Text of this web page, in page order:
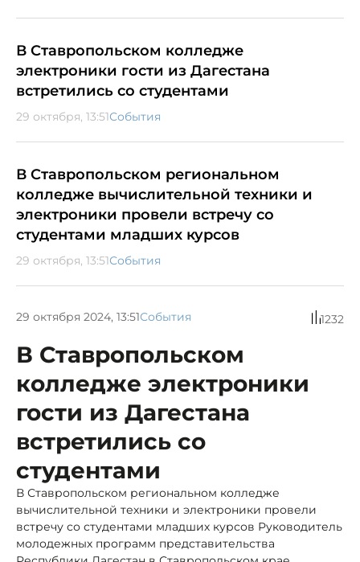
В Ставропольском колледже
электроники гости из Дагестана
встретились со студентами
29 октября, 13:51События
В Ставропольском региональном
колледже вычислительной техники и
электроники провели встречу со
студентами младших курсов
29 октября, 13:51События
29 октября 2024, 13:51События 1232
В Ставропольском
колледже электроники
гости из Дагестана
встретились со
студентами
В Ставропольском региональном колледже
вычислительной техники и электроники провели
встречу со студентами младших курсов Руководитель
молодежных программ представительства